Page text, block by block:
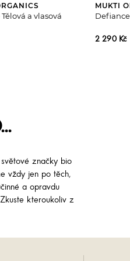
a vlasová
MUKTI
2 290 Kč
značky bio
vždy jen po těch,
a opravdu
kteroukoliv z